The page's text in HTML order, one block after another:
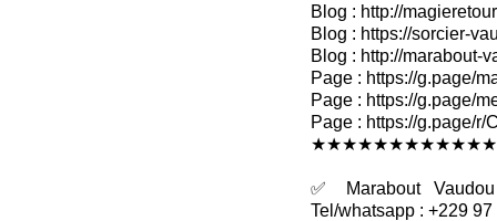
Blog : http://
Blog : https://sorcier-
Blog : http://marabout-
Page : https://g.page/
Page : https://g.page/
Page : https://g.page/
✅ Marabout
Tel/whatsapp : +229